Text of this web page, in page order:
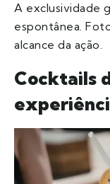
A exclusividade
espontânea.
alcance da ação.
Cocktails